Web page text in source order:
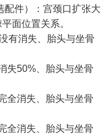
件）：宫颈口扩张大
面位置关系。
有消失、胎头与坐骨
失50%、胎头与坐骨
全消失、胎头与坐骨
全消失、胎头与坐骨